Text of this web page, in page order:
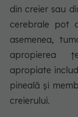
din creier sau
cerebrale pot
asemenea,
apropierea
apropiate
pineală și
creierului.